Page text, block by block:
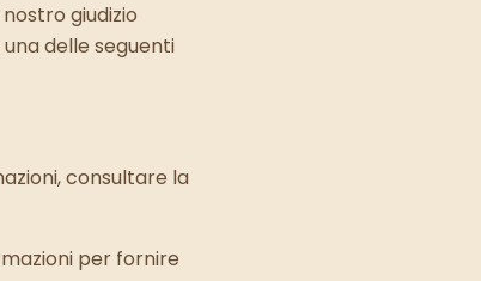
giudizio
delle seguenti
consultare la
per fornire